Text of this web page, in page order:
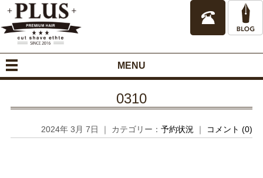
MENU
0310
2024年 3月 7日 ｜ カテゴリー：予約状況 ｜ コメント (0)